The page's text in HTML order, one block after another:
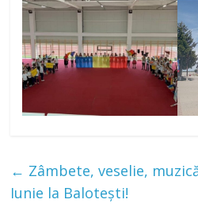
← Zâmbete, veselie,
Iunie la Balotești!